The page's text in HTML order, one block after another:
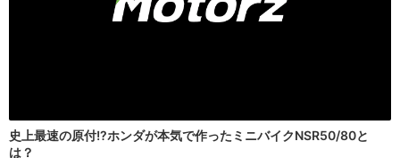
史上最速の原付!?ホンダが本気で作ったミニバイクNSR50/80と
は？